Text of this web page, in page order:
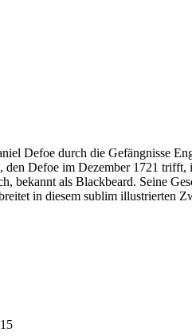
Defoe durch die Gefängnisse
Defoe im Dezember 1721
bekannt als Blackbeard. Seine
in diesem sublim illustrierten